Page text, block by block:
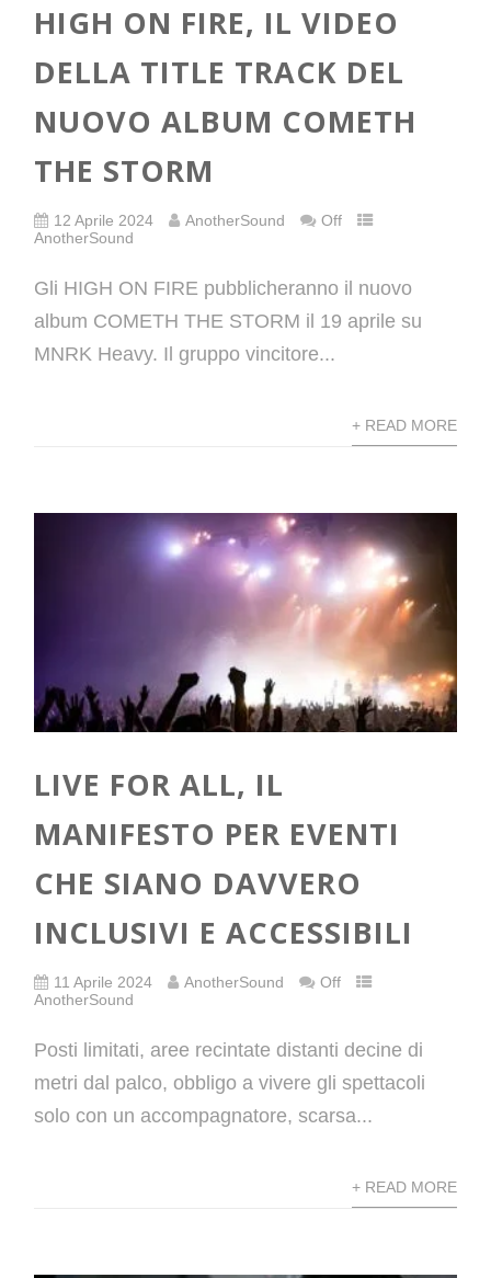
HIGH ON FIRE, IL VIDEO
DELLA TITLE TRACK DEL
NUOVO ALBUM COMETH
THE STORM
12 Aprile 2024 AnotherSound
Off
AnotherSound
Gli HIGH ON FIRE pubblicheranno il nuovo
album COMETH THE STORM il 19 aprile su
MNRK Heavy. Il gruppo vincitore...
+ READ MORE
LIVE FOR ALL, IL
MANIFESTO PER EVENTI
CHE SIANO DAVVERO
INCLUSIVI E ACCESSIBILI
11 Aprile 2024 AnotherSound
Off
AnotherSound
Posti limitati, aree recintate distanti decine di
metri dal palco, obbligo a vivere gli spettacoli
solo con un accompagnatore, scarsa...
+ READ MORE